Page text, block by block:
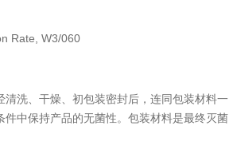
Rate, W3/060
洗、干燥、初包装密封后，连同包装材料一
中保持产品的无菌性。包装材料是最终灭菌